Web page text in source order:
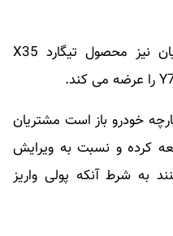
علاوه بر این ساینا موتور پارسیان نیز محصول تیگارد X35
خودرو باز است مشتریان
کرده و نسبت به ویرایش
به شرط آنکه پولی واریز